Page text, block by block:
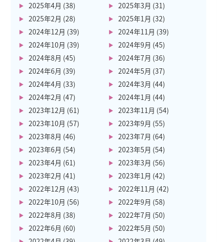
2025年4月 (38) 2025年3月 (31)
2025年2月 (28) 2025年1月 (32)
2024年12月 (39) 2024年11月 (39)
2024年10月 (39) 2024年9月 (45)
2024年8月 (45) 2024年7月 (36)
2024年6月 (39) 2024年5月 (37)
2024年4月 (33) 2024年3月 (44)
2024年2月 (47) 2024年1月 (44)
2023年12月 (61) 2023年11月 (54)
2023年10月 (57) 2023年9月 (55)
2023年8月 (46) 2023年7月 (64)
2023年6月 (54) 2023年5月 (54)
2023年4月 (61) 2023年3月 (56)
2023年2月 (41) 2023年1月 (42)
2022年12月 (43) 2022年11月 (42)
2022年10月 (56) 2022年9月 (58)
2022年8月 (38) 2022年7月 (50)
2022年6月 (60) 2022年5月 (50)